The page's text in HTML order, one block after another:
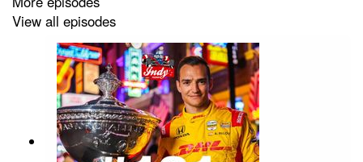
Marcus in: 32:40
Presenteras i stolt samarbete med Auto Motor & Sport.
View all episodes